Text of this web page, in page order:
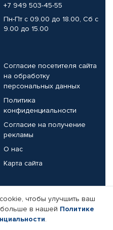
+7 949 503-45-55
Пн-Пт с 09.00 до 18.00, Сб с
9.00 до 15.00
Согласие посетителя сайта
на обработку
персональных данных
Политика
конфиденциальности
Согласие на получение
рекламы
О нас
Карта сайта
Реквизиты компании
чтобы улучшить ваш
больше в нашей Политике
.